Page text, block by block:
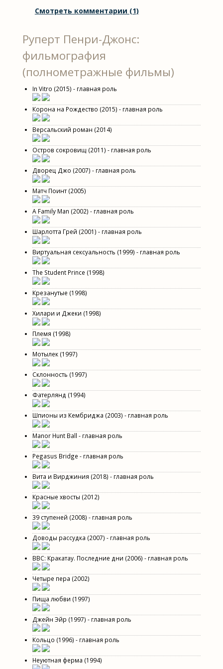
Смотреть комментарии (1)
Руперт Пенри-Джонс:
фильмография
(полнометражные фильмы)
In Vitro (2015) - главная роль
Корона на Рождество (2015) - главная роль
Версальский роман (2014)
Остров сокровищ (2011) - главная роль
Дворец Джо (2007) - главная роль
Матч Поинт (2005)
A Family Man (2002) - главная роль
Шарлотта Грей (2001) - главная роль
Виртуальная сексуальность (1999) - главная роль
The Student Prince (1998)
Крезанутые (1998)
Хилари и Джеки (1998)
Племя (1998)
Мотылек (1997)
Склонность (1997)
Фатерлянд (1994)
Шпионы из Кембриджа (2003) - главная роль
Manor Hunt Ball - главная роль
Pegasus Bridge - главная роль
Вита и Вирджиния (2018) - главная роль
Красные хвосты (2012)
39 ступеней (2008) - главная роль
Доводы рассудка (2007) - главная роль
BBC: Кракатау. Последние дни (2006) - главная роль
Четыре пера (2002)
Пища любви (1997)
Джейн Эйр (1997) - главная роль
Кольцо (1996) - главная роль
Неуютная ферма (1994)